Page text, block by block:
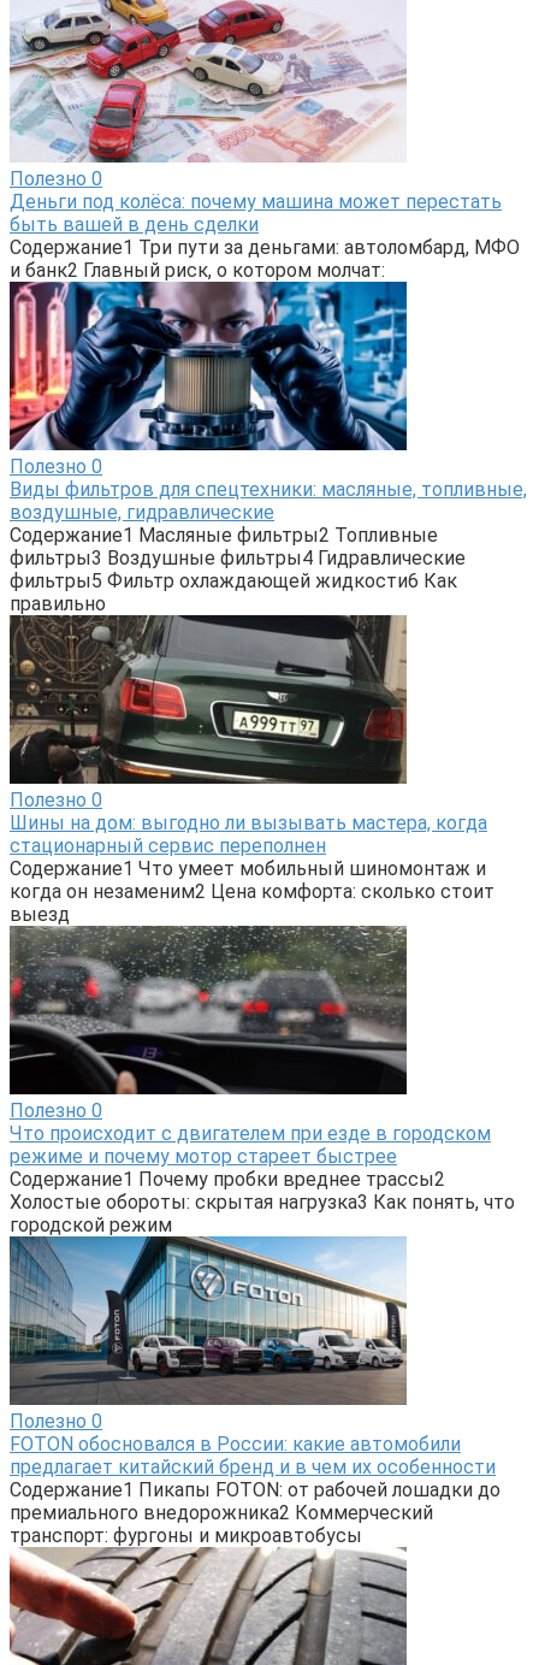
Полезно 0
Деньги под колёса: почему машина может перестать
быть вашей в день сделки
Содержание1 Три пути за деньгами: автоломбард, МФО
и банк2 Главный риск, о котором молчат:
Полезно 0
Виды фильтров для спецтехники: масляные, топливные,
воздушные, гидравлические
Содержание1 Масляные фильтры2 Топливные
фильтры3 Воздушные фильтры4 Гидравлические
фильтры5 Фильтр охлаждающей жидкости6 Как
правильно
Полезно 0
Шины на дом: выгодно ли вызывать мастера, когда
стационарный сервис переполнен
Содержание1 Что умеет мобильный шиномонтаж и
когда он незаменим2 Цена комфорта: сколько стоит
выезд
Полезно 0
Что происходит с двигателем при езде в городском
режиме и почему мотор стареет быстрее
Содержание1 Почему пробки вреднее трассы2
Холостые обороты: скрытая нагрузка3 Как понять, что
городской режим
Полезно 0
FOTON обосновался в России: какие автомобили
предлагает китайский бренд и в чем их особенности
Содержание1 Пикапы FOTON: от рабочей лошадки до
премиального внедорожника2 Коммерческий
транспорт: фургоны и микроавтобусы